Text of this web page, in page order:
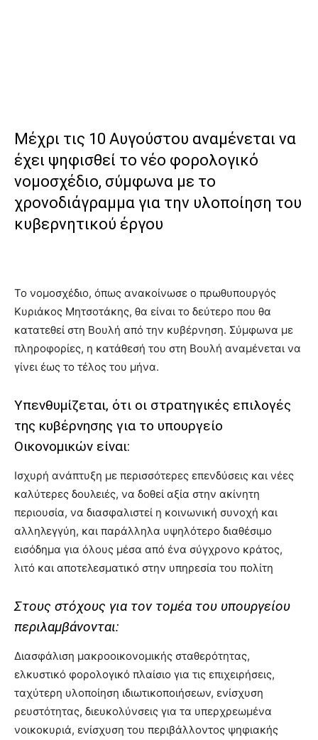
Μέχρι τις 10 Αυγούστου αναμένεται να
έχει ψηφισθεί το νέο φορολογικό
νομοσχέδιο, σύμφωνα με το
χρονοδιάγραμμα για την υλοποίηση του
κυβερνητικού έργου
Το νομοσχέδιο, όπως ανακοίνωσε ο πρωθυπουργός
Κυριάκος Μητσοτάκης, θα είναι το δεύτερο που θα
κατατεθεί στη Βουλή από την κυβέρνηση. Σύμφωνα με
πληροφορίες, η κατάθεσή του στη Βουλή αναμένεται να
γίνει έως το τέλος του μήνα.
Υπενθυμίζεται, ότι οι στρατηγικές επιλογές
της κυβέρνησης για το υπουργείο
Οικονομικών είναι:
Ισχυρή ανάπτυξη με περισσότερες επενδύσεις και νέες
καλύτερες δουλειές, να δοθεί αξία στην ακίνητη
περιουσία, να διασφαλιστεί η κοινωνική συνοχή και
αλληλεγγύη, και παράλληλα υψηλότερο διαθέσιμο
εισόδημα για όλους μέσα από ένα σύγχρονο κράτος,
λιτό και αποτελεσματικό στην υπηρεσία του πολίτη
Στους στόχους για τον τομέα του υπουργείου
περιλαμβάνονται:
Διασφάλιση μακροοικονομικής σταθερότητας,
ελκυστικό φορολογικό πλαίσιο για τις επιχειρήσεις,
ταχύτερη υλοποίηση ιδιωτικοποιήσεων, ενίσχυση
ρευστότητας, διευκολύνσεις για τα υπερχρεωμένα
νοικοκυριά, ενίσχυση του περιβάλλοντος ψηφιακής